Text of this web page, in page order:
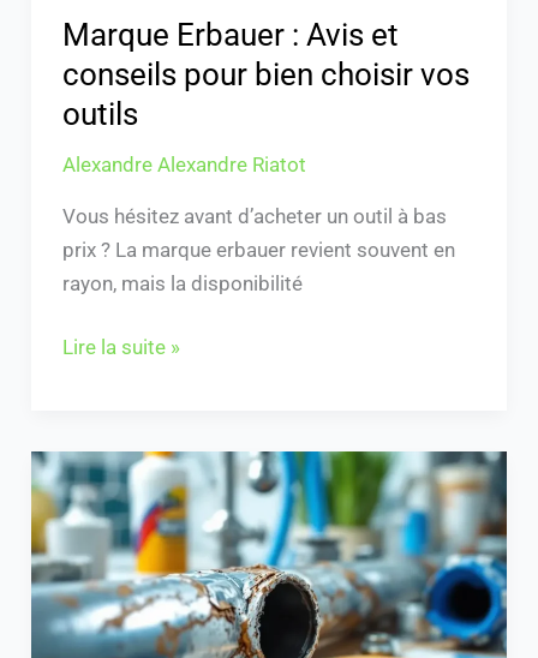
Marque Erbauer : Avis et
conseils pour bien choisir vos
outils
Alexandre Alexandre Riatot
Vous hésitez avant d’acheter un outil à bas
prix ? La marque erbauer revient souvent en
rayon, mais la disponibilité
Lire la suite »
Boucher
un
trou
robinet
autoperceur
: